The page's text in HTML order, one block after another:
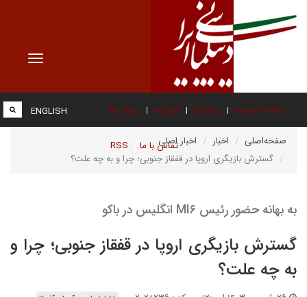
Toggle
صفحه نخست درباره ما عضویت پیوند ها
تماس با ما RSS
ENGLISH
صفحه‌اصلی اخبار
اخبار اصلی
گسترش بازیگری اروپا در قفقاز جنوبی؛ چرا و به چه علت؟
به بهانه حضور رئیس MI۶ انگلیس در باکو
گسترش بازیگری اروپا در قفقاز جنوبی؛ چرا و
به چه علت؟